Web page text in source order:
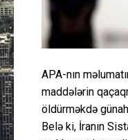
APA-nın
maddələrin
öldürməkdə
Belə ki, İranın